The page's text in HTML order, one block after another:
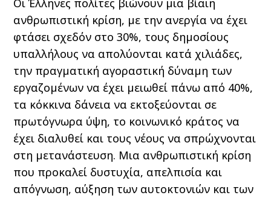
ανθρωπιστική κρίση, με την ανεργία να έχει
φτάσει σχεδόν στο 30%, τους δημοσίους
υπαλλήλους να απολύονται κατά χιλιάδες,
την πραγματική αγοραστική δύναμη των
εργαζομένων να έχει μειωθεί πάνω από 40%,
τα κόκκινα δάνεια να εκτοξεύονται σε
πρωτόγνωρα ύψη, το κοινωνικό κράτος να
έχει διαλυθεί και τους νέους να σπρώχνονται
στη μετανάστευση. Μια ανθρωπιστική κρίση
που προκαλεί δυστυχία, απελπισία και
απόγνωση, αύξηση των αυτοκτονιών και των